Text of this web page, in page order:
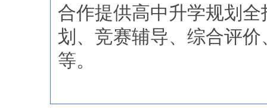
合作提供高中升学规划
划、竞赛辅导、综合评
等。